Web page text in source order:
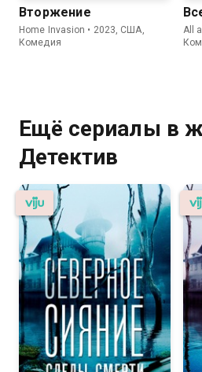
Вторжение
Home Invasion • 2023, США,
Комедия
All
Ещё сериалы в
Детектив